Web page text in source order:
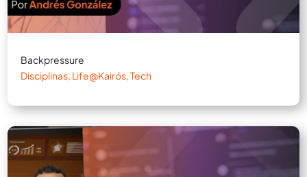
Backpressure
Disciplinas, Life@Kairós,Tech